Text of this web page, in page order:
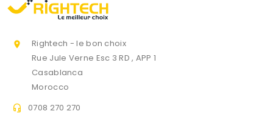

Rightech - le bon choix
Rue Jule Verne Esc 3 RD , APP 1
Casablanca
Morocco
 0708 270 270